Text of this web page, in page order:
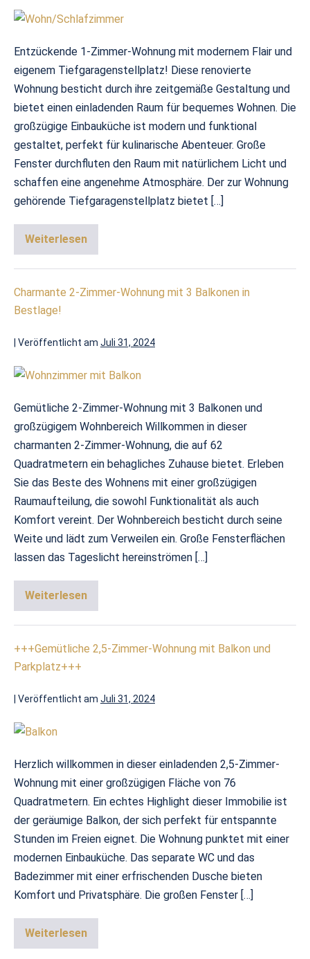
Entzückende 1-Zimmer-Wohnung mit modernem Flair und
eigenem Tiefgaragenstellplatz! Diese renovierte
Wohnung besticht durch ihre zeitgemäße Gestaltung und
bietet einen einladenden Raum für bequemes Wohnen. Die
großzügige Einbauküche ist modern und funktional
gestaltet, perfekt für kulinarische Abenteuer. Große
Fenster durchfluten den Raum mit natürlichem Licht und
schaffen eine angenehme Atmosphäre. Der zur Wohnung
gehörende Tiefgaragenstellplatz bietet […]
Weiterlesen
Charmante 2-Zimmer-Wohnung mit 3 Balkonen in
Bestlage!
Veröffentlicht am Juli 31, 2024
Gemütliche 2-Zimmer-Wohnung mit 3 Balkonen und
großzügigem Wohnbereich Willkommen in dieser
charmanten 2-Zimmer-Wohnung, die auf 62
Quadratmetern ein behagliches Zuhause bietet. Erleben
Sie das Beste des Wohnens mit einer großzügigen
Raumaufteilung, die sowohl Funktionalität als auch
Komfort vereint. Der Wohnbereich besticht durch seine
Weite und lädt zum Verweilen ein. Große Fensterflächen
lassen das Tageslicht hereinströmen […]
Weiterlesen
+++Gemütliche 2,5-Zimmer-Wohnung mit Balkon und
Parkplatz+++
Veröffentlicht am Juli 31, 2024
Herzlich willkommen in dieser einladenden 2,5-Zimmer-
Wohnung mit einer großzügigen Fläche von 76
Quadratmetern. Ein echtes Highlight dieser Immobilie ist
der geräumige Balkon, der sich perfekt für entspannte
Stunden im Freien eignet. Die Wohnung punktet mit einer
modernen Einbauküche. Das separate WC und das
Badezimmer mit einer erfrischenden Dusche bieten
Komfort und Privatsphäre. Die großen Fenster […]
Weiterlesen